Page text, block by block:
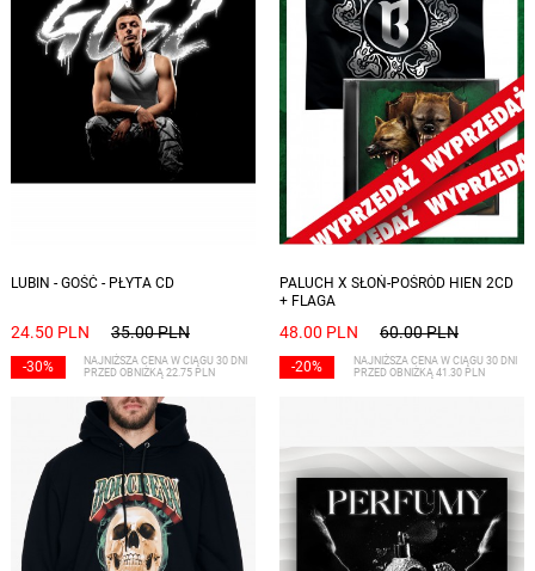
LUBIN - GOŚĆ - PŁYTA CD
24.50 PLN 35.00 PLN
-30%
NAJNIŻSZA CENA W CIĄGU 30 DNI
PRZED OBNIŻKĄ 22.75 PLN
PALUCH X SŁOŃ-POŚRÓD HIEN 2CD
+ FLAGA
48.00 PLN 60.00 PLN
-20%
NAJNIŻSZA CENA W CIĄGU 30 DNI
PRZED OBNIŻKĄ 41.30 PLN